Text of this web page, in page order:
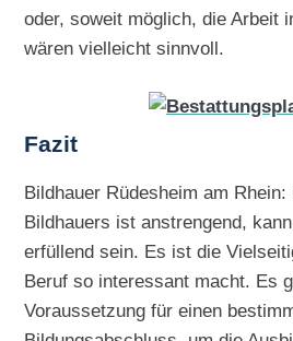
oder, soweit möglich, die Arbeit
wären vielleicht sinnvoll.
Fazit
Bildhauer Rüdesheim am
Bildhauers ist anstrengend,
erfüllend sein. Es ist die
Beruf so interessant macht. Es
Voraussetzung für einen